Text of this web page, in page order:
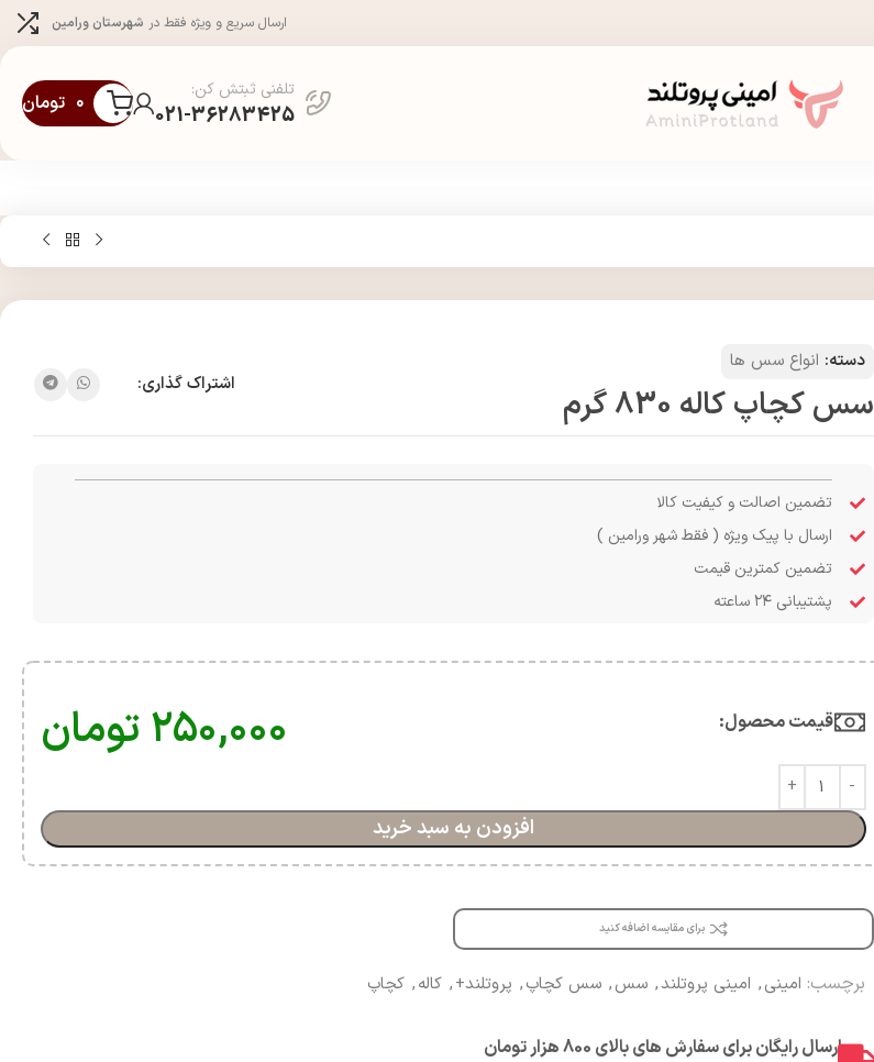
ارسال سریع و ویژه فقط در شهرستان ورامین
تلفنی ثبتش کن:
021-36283425 ۰ تومان
دسته: انواع سس ها
سس کچاپ کاله 830 گرم اشتراک گذاری:
تضمین اصالت و کیفیت کالا
ارسال با پیک ویژه ( فقط شهر ورامین )
تضمین کمترین قیمت
پشتیبانی ۲۴ ساعته
قیمت محصول:​ ۲۵۰,۰۰۰تومان
افزودن به سبد خرید
برای مقایسه اضافه کنید
برچسب: امینی, امینی پروتلند, سس, سس کچاپ, پروتلند+, کاله, کچاپ
ارسال رایگان برای سفارش های بالای 800 هزار تومان